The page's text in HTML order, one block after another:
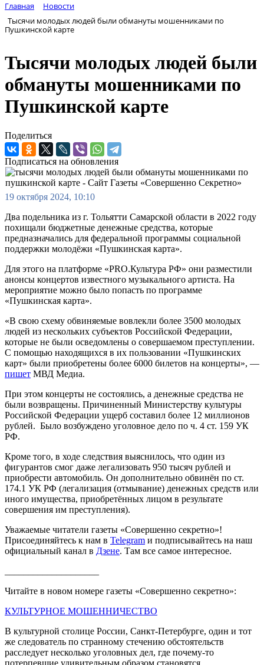
Главная
Новости
Тысячи молодых людей были обмануты мошенниками по
Пушкинской карте
Тысячи молодых людей были
обмануты мошенниками по
Пушкинской карте
Поделиться
Подписаться на обновления
19 октября 2024, 10:10
Два подельника из г. Тольятти Самарской области в 2022 году
похищали бюджетные денежные средства, которые
предназначались для федеральной программы социальной
поддержки молодёжи «Пушкинская карта».
Для этого на платформе «PRO.Культура РФ» они разместили
анонсы концертов известного музыкального артиста. На
мероприятие можно было попасть по программе
«Пушкинская карта».
«В свою схему обвиняемые вовлекли более 3500 молодых
людей из нескольких субъектов Российской Федерации,
которые не были осведомлены о совершаемом преступлении.
С помощью находящихся в их пользовании «Пушкинских
карт» были приобретены более 6000 билетов на концерты», —
пишет МВД Медиа.
При этом концерты не состоялись, а денежные средства не
были возвращены. Причиненный Министерству культуры
Российской Федерации ущерб составил более 12 миллионов
рублей. Было возбуждено уголовное дело по ч. 4 ст. 159 УК
РФ.
Кроме того, в ходе следствия выяснилось, что один из
фигурантов смог даже легализовать 950 тысяч рублей и
приобрести автомобиль. Он дополнительно обвинён по ст.
174.1 УК РФ (легализация (отмывание) денежных средств или
иного имущества, приобретённых лицом в результате
совершения им преступления).
Уважаемые читатели газеты «Совершенно секретно»!
Присоединяйтесь к нам в Telegram и подписывайтесь на наш
официальный канал в Дзене. Там все самое интересное.
Читайте в новом номере газеты «Совершенно секретно»:
КУЛЬТУРНОЕ МОШЕННИЧЕСТВО
В культурной столице России, Санкт-Петербурге, один и тот
же следователь по странному стечению обстоятельств
расследует несколько уголовных дел, где почему-то
потерпевшие удивительным образом становятся